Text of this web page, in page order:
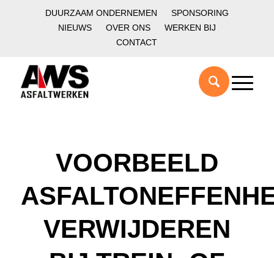
DUURZAAM ONDERNEMEN
SPONSORING
NIEUWS
OVER ONS
WERKEN BIJ
CONTACT
VOORBEELD
VERWIJDEREN